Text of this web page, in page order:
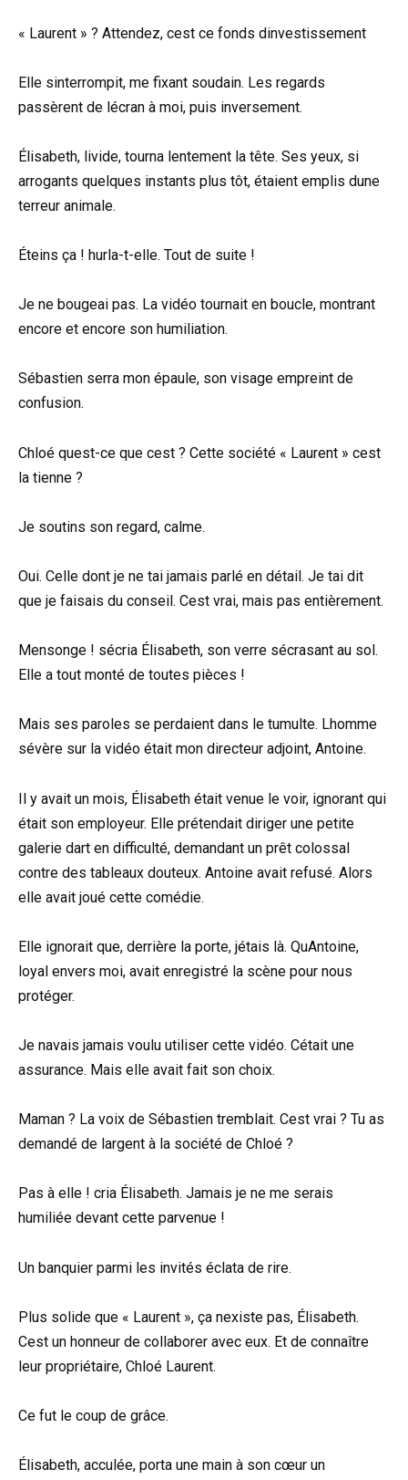
« Laurent » ? Attendez, cest ce fonds dinvestissement
Elle sinterrompit, me fixant soudain. Les regards
passèrent de lécran à moi, puis inversement.
Élisabeth, livide, tourna lentement la tête. Ses yeux, si
arrogants quelques instants plus tôt, étaient emplis dune
terreur animale.
Éteins ça ! hurla-t-elle. Tout de suite !
Je ne bougeai pas. La vidéo tournait en boucle, montrant
encore et encore son humiliation.
Sébastien serra mon épaule, son visage empreint de
confusion.
Chloé quest-ce que cest ? Cette société « Laurent » cest
la tienne ?
Je soutins son regard, calme.
Oui. Celle dont je ne tai jamais parlé en détail. Je tai dit
que je faisais du conseil. Cest vrai, mais pas entièrement.
Mensonge ! sécria Élisabeth, son verre sécrasant au sol.
Elle a tout monté de toutes pièces !
Mais ses paroles se perdaient dans le tumulte. Lhomme
sévère sur la vidéo était mon directeur adjoint, Antoine.
Il y avait un mois, Élisabeth était venue le voir, ignorant qui
était son employeur. Elle prétendait diriger une petite
galerie dart en difficulté, demandant un prêt colossal
contre des tableaux douteux. Antoine avait refusé. Alors
elle avait joué cette comédie.
Elle ignorait que, derrière la porte, jétais là. QuAntoine,
loyal envers moi, avait enregistré la scène pour nous
protéger.
Je navais jamais voulu utiliser cette vidéo. Cétait une
assurance. Mais elle avait fait son choix.
Maman ? La voix de Sébastien tremblait. Cest vrai ? Tu as
demandé de largent à la société de Chloé ?
Pas à elle ! cria Élisabeth. Jamais je ne me serais
humiliée devant cette parvenue !
Un banquier parmi les invités éclata de rire.
Plus solide que « Laurent », ça nexiste pas, Élisabeth.
Cest un honneur de collaborer avec eux. Et de connaître
leur propriétaire, Chloé Laurent.
Ce fut le coup de grâce.
Élisabeth, acculée, porta une main à son cœur un